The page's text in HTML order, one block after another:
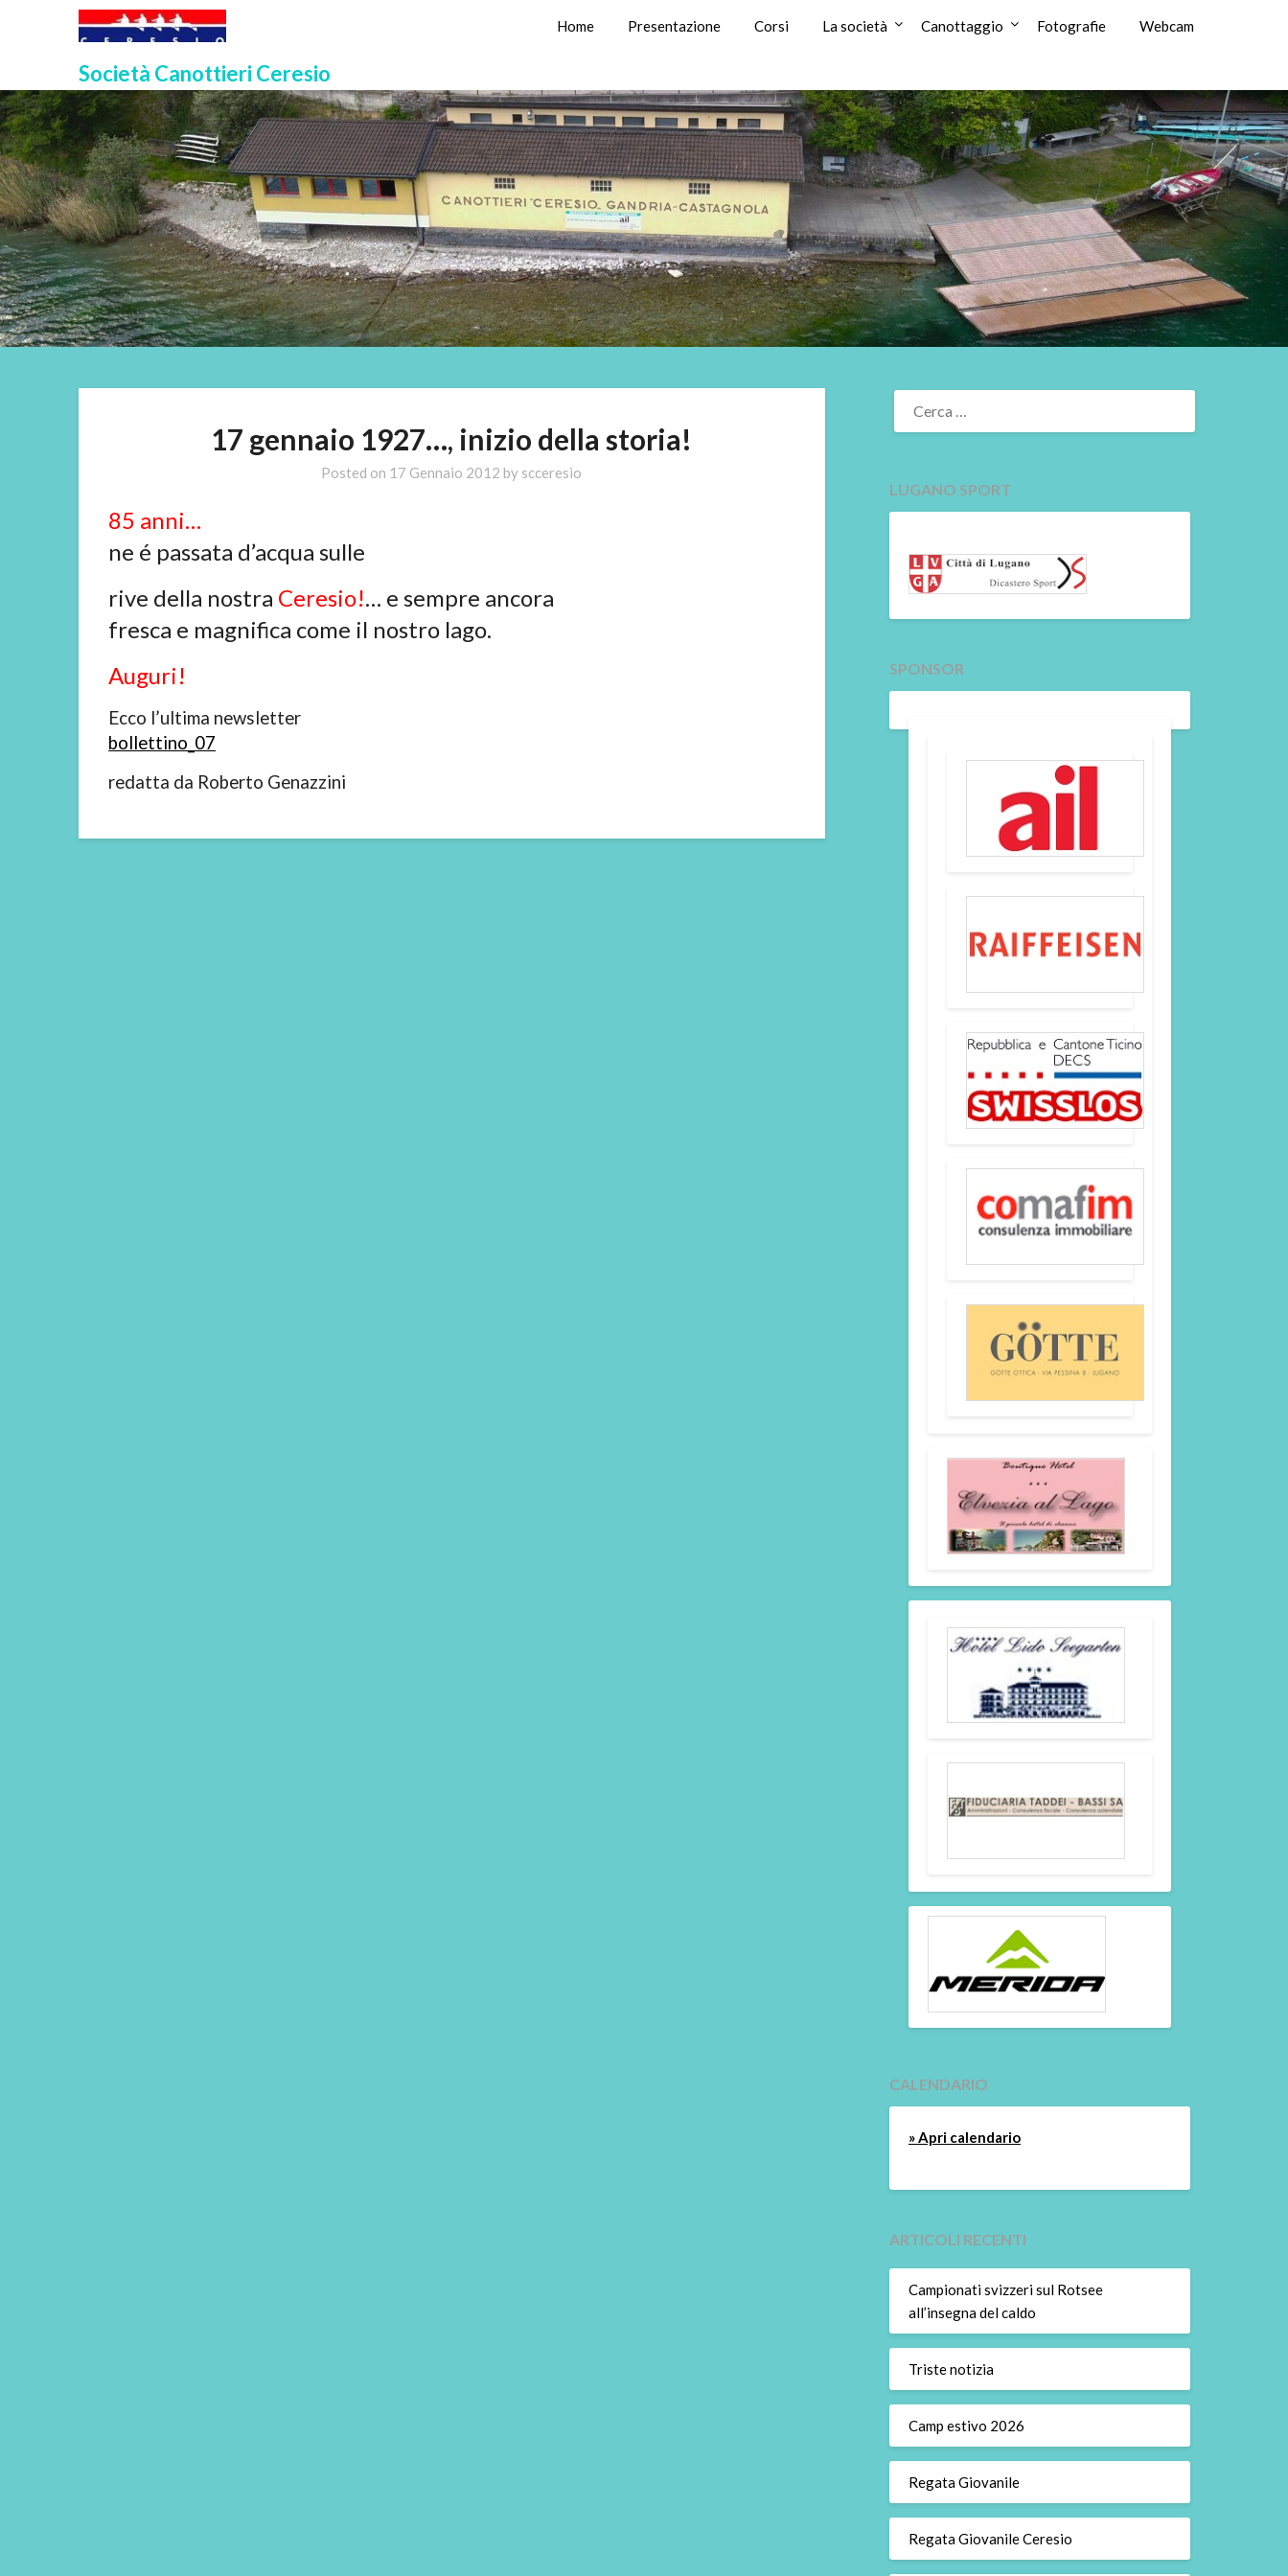
Società Canottieri Ceresio
Home Presentazione Corsi La società Canottaggio Fotografie Webcam
17 gennaio 1927…, inizio della storia!
Posted on 17 Gennaio 2012 by scceresio
85 anni…
ne é passata d’acqua sulle
rive della nostra Ceresio!… e sempre ancora
fresca e magnifica come il nostro lago.
Auguri!
Ecco l’ultima newsletter
bollettino_07
redatta da Roberto Genazzini
RICERCA
PER:
LUGANO SPORT
SPONSOR
CALENDARIO
» Apri calendario
ARTICOLI RECENTI
Campionati svizzeri sul Rotsee
all’insegna del caldo
Triste notizia
Camp estivo 2026
Regata Giovanile
Regata Giovanile Ceresio